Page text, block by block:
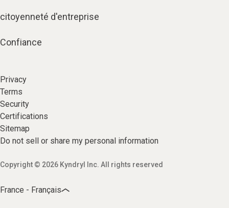
citoyenneté d'entreprise
Confiance
Privacy
Terms
Security
Certifications
Sitemap
Do not sell or share my personal information
Copyright © 2026 Kyndryl Inc. All rights reserved
France - Français